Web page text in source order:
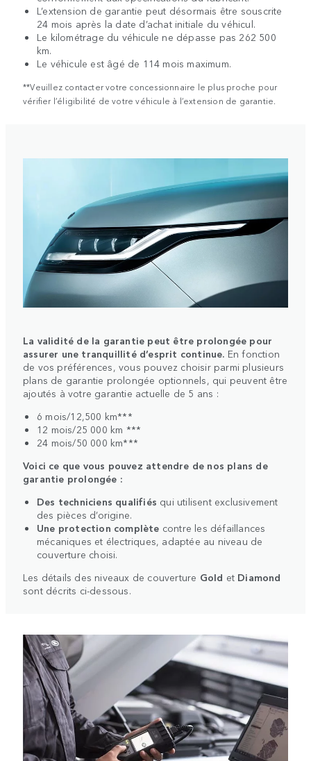
L’extension de garantie peut désormais être souscrite
24 mois après la date d’achat initiale du véhicul.
Le kilométrage du véhicule ne dépasse pas 262 500
km.
Le véhicule est âgé de 114 mois maximum.
**Veuillez contacter votre concessionnaire le plus proche pour
vérifier l’éligibilité de votre véhicule à l’extension de garantie.
La validité de la garantie peut être prolongée pour
assurer une tranquillité d’esprit continue. En fonction
de vos préférences, vous pouvez choisir parmi plusieurs
plans de garantie prolongée optionnels, qui peuvent être
ajoutés à votre garantie actuelle de 5 ans :
6 mois/12,500 km***
12 mois/25 000 km ***
24 mois/50 000 km***
Voici ce que vous pouvez attendre de nos plans de
garantie prolongée :
Des techniciens qualifiés qui utilisent exclusivement
des pièces d’origine.
Une protection complète contre les défaillances
mécaniques et électriques, adaptée au niveau de
couverture choisi.
Les détails des niveaux de couverture Gold et Diamond
sont décrits ci-dessous.